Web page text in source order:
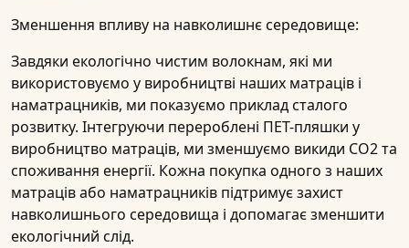
Зменшення впливу на навколишнє середовище:
Завдяки екологічно чистим волокнам, які ми
використовуємо у виробництві наших матраців і
наматрацників, ми показуємо приклад сталого
розвитку. Інтегруючи перероблені ПЕТ-пляшки у
виробництво матраців, ми зменшуємо викиди CO2 та
споживання енергії. Кожна покупка одного з наших
матраців або наматрацників підтримує захист
навколишнього середовища і допомагає зменшити
екологічний слід.